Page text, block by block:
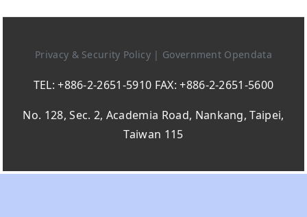
Privacy & Security Policy | Government Opendata
TEL: +886-2-2651-5910 FAX: +886-2-2651-5600
No. 128, Sec. 2, Academia Road, Nankang, Taipei,
Taiwan 115